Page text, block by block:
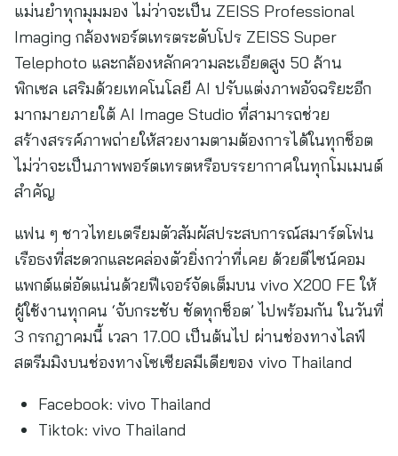
แม่นยำทุกมุมมอง ไม่ว่าจะเป็น ZEISS Professional
Imaging กล้องพอร์ตเทรตระดับโปร ZEISS Super
Telephoto และกล้องหลักความละเอียดสูง 50 ล้าน
พิกเซล เสริมด้วยเทคโนโลยี AI ปรับแต่งภาพอัจฉริยะอีก
มากมายภายใต้ AI Image Studio ที่สามารถช่วย
สร้างสรรค์ภาพถ่ายให้สวยงามตามต้องการได้ในทุกช็อต
ไม่ว่าจะเป็นภาพพอร์ตเทรตหรือบรรยากาศในทุกโมเมนต์
สำคัญ
แฟน ๆ ชาวไทยเตรียมตัวสัมผัสประสบการณ์สมาร์ตโฟน
เรือธงที่สะดวกและคล่องตัวยิ่งกว่าที่เคย ด้วยดีไซน์คอม
แพกต์แต่อัดแน่นด้วยฟีเจอร์จัดเต็มบน vivo X200 FE ให้
ผู้ใช้งานทุกคน ‘จับกระชับ ชัดทุกช็อต’ ไปพร้อมกัน ในวันที่
3 กรกฎาคมนี้ เวลา 17.00 เป็นต้นไป ผ่านช่องทางไลฟ์
สตรีมมิงบนช่องทางโซเซียลมีเดียของ vivo Thailand
Facebook: vivo Thailand
Tiktok: vivo Thailand